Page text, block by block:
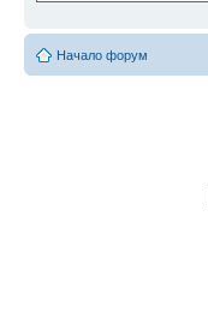
Начало форум